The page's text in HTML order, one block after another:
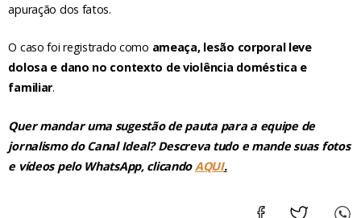
apuração dos fatos.
O caso foi registrado como ameaça, lesão corporal leve
dolosa e dano no contexto de violência doméstica e
familiar.
Quer mandar uma sugestão de pauta para a equipe de
jornalismo do Canal Ideal? Descreva tudo e mande suas fotos
e vídeos pelo WhatsApp, clicandoAQUI.